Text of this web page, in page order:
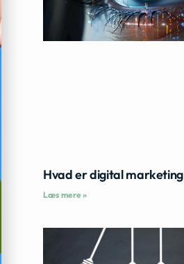
Hvad er digital marketing
Læs mere »